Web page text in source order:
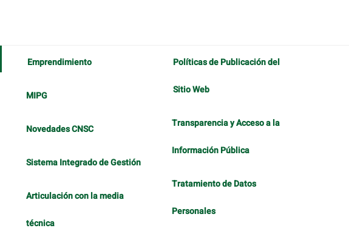
Emprendimiento
MIPG
Novedades CNSC
Sistema Integrado de Gestión
Articulación con la media
técnica
Políticas de Publicación del
Sitio Web
Transparencia y Acceso a la
Información Pública
Tratamiento de Datos
Personales